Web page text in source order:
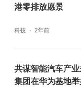
学会向学校赠
汽车赠送汽车
绘制的创意画作
港零排放愿景
科技 2年前
共谋智能汽车产
集团在华为基地